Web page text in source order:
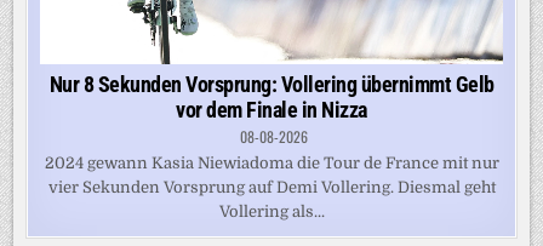
Nur 8 Sekunden Vorsprung: Vollering übernimmt Gelb
vor dem Finale in Nizza
08-08-2026
2024 gewann Kasia Niewiadoma die Tour de France mit nur
vier Sekunden Vorsprung auf Demi Vollering. Diesmal geht
Vollering als...